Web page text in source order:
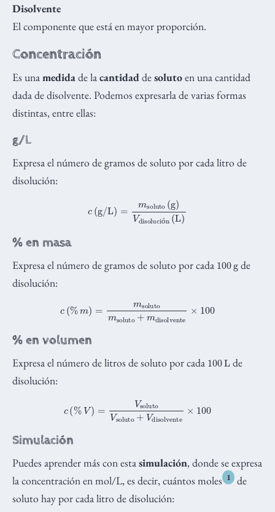
Disolvente
El componente que está en mayor proporción.
Concentración
Es unamedidade lacantidaddesolutoen una cantidad
dada de disolvente. Podemos expresarla de varias formas
distintas, entre ellas:
g/L
Expresa el número de gramos de soluto por cada litro de
disolución:
ó
g)V disolución
% en masa
Expresa el número de gramos de soluto por cada 100 de
disolución:
soluto+m
% en volumen
Expresa el número de litros de soluto por cada 100 Lde
disolución:
soluto +
Simulación
Puedes aprender más con estasimulación, donde se expresa
la concentración en mol/L, es decir, cuántos moles 1
de
soluto hay por cada litro de disolución: